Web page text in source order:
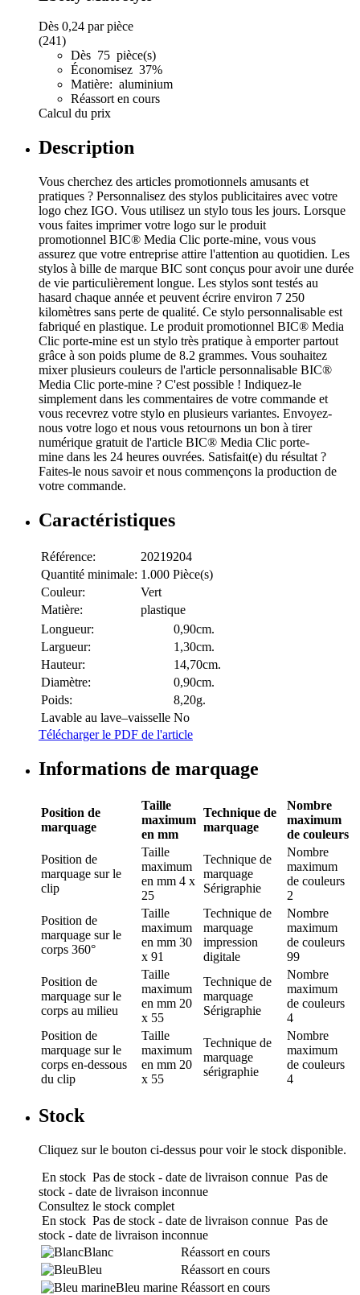
Dès 0,24 par pièce
(241)
Dès 75 pièce(s)
Économisez 37%
Matière: aluminium
Réassort en cours
Calcul du prix
Description
Vous cherchez des articles promotionnels amusants et
pratiques ? Personnalisez des stylos publicitaires avec votre
logo chez IGO. Vous utilisez un stylo tous les jours. Lorsque
vous faites imprimer votre logo sur le produit
promotionnel BIC® Media Clic porte-mine, vous vous
assurez que votre entreprise attire l'attention au quotidien. Les
stylos à bille de marque BIC sont conçus pour avoir une durée
de vie particulièrement longue. Les stylos sont testés au
hasard chaque année et peuvent écrire environ 7 250
kilomètres sans perte de qualité. Ce stylo personnalisable est
fabriqué en plastique. Le produit promotionnel BIC® Media
Clic porte-mine est un stylo très pratique à emporter partout
grâce à son poids plume de 8.2 grammes. Vous souhaitez
mixer plusieurs couleurs de l'article personnalisable BIC®
Media Clic porte-mine ? C'est possible ! Indiquez-le
simplement dans les commentaires de votre commande et
vous recevrez votre stylo en plusieurs variantes. Envoyez-
nous votre logo et nous vous retournons un bon à tirer
numérique gratuit de l'article BIC® Media Clic porte-
mine dans les 24 heures ouvrées. Satisfait(e) du résultat ?
Faites-le nous savoir et nous commençons la production de
votre commande.
Caractéristiques
Référence:
20219204
Quantité minimale: 1.000 Pièce(s)
Couleur:
Vert
Matière:
plastique
Longueur:
0,90cm.
Largueur:
1,30cm.
Hauteur:
14,70cm.
Diamètre:
0,90cm.
Poids:
8,20g.
Lavable au lave–vaisselle No
Télécharger le PDF de l'article
Informations de marquage
Position de
marquage
Taille
maximum
en mm
Technique de
marquage
Nombre
maximum
de couleurs
Position de
marquage sur le
clip
Taille
maximum
en mm 4 x
25
Technique de
marquage
Sérigraphie
Nombre
maximum
de couleurs
2
Position de
marquage sur le
corps 360°
Taille
maximum
en mm 30
x 91
Technique de
marquage
impression
digitale
Nombre
maximum
de couleurs
99
Position de
marquage sur le
corps au milieu
Taille
maximum
en mm 20
x 55
Technique de
marquage
Sérigraphie
Nombre
maximum
de couleurs
4
Position de
marquage sur le
corps en-dessous
du clip
Taille
maximum
en mm 20
x 55
Technique de
marquage
sérigraphie
Nombre
maximum
de couleurs
4
Stock
Cliquez sur le bouton ci-dessus pour voir le stock disponible.
En stock Pas de stock - date de livraison connue Pas de
stock - date de livraison inconnue
Consultez le stock complet
En stock Pas de stock - date de livraison connue Pas de
stock - date de livraison inconnue
Blanc
Réassort en cours
Bleu
Réassort en cours
Bleu marine Réassort en cours